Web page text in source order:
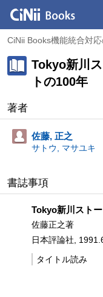
CiNii Books機能統合対
Tokyo新川
トの100年
著者
佐藤, 正之
サトウ, マサユキ
書誌事項
Tokyo新川スト
佐藤正之著
日本評論社,
タイトル読み